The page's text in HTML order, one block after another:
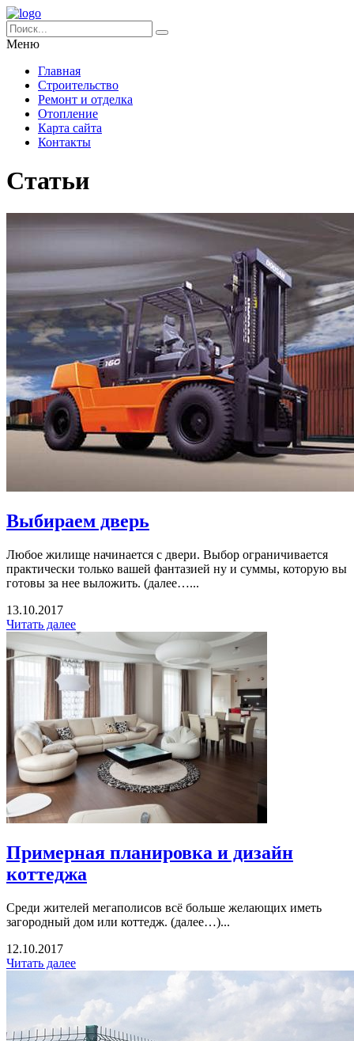
Меню
Главная
Строительство
Ремонт и отделка
Отопление
Карта сайта
Контакты
Статьи
Выбираем дверь
Любое жилище начинается с двери. Выбор ограничивается
практически только вашей фантазией ну и суммы, которую вы
готовы за нее выложить. (далее…...
13.10.2017
Читать далее
Примерная планировка и дизайн
коттеджа
Среди жителей мегаполисов всё больше желающих иметь
загородный дом или коттедж. (далее…)...
12.10.2017
Читать далее